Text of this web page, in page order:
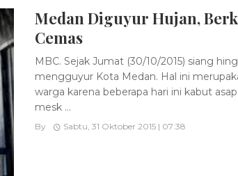
Medan Diguyur Hujan,
Cemas
MBC. Sejak Jumat (30/10/2015) siang
mengguyur Kota Medan. Hal ini
warga karena beberapa hari ini kabut
mesk ...
By Sabtu, 31 Oktober 2015 | 07:38